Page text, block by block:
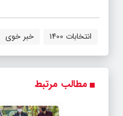
انتخابات 1400 خبر خوی
مطالب مرتبط